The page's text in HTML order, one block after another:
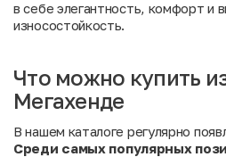
в себе элегантность, комфорт и
износостойкость.
Что можно купить
Мегахенде
В нашем каталоге регулярно
Среди самых популярных